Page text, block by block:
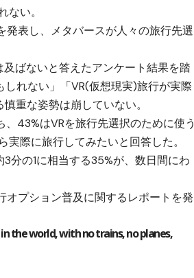
い。
発表し、 メタバースが人々の旅行先選
ばないと答えたアンケート結果を踏
れない」「VR(仮想現実)旅行が実際
重な姿勢は崩していない。
43%はVRを旅行先選択のために使う
際に旅行してみたいと回答した。
分の1に相当する35%が、数日間にわ
オプション普及に関するレポートを発
the world, with no trains, no planes,